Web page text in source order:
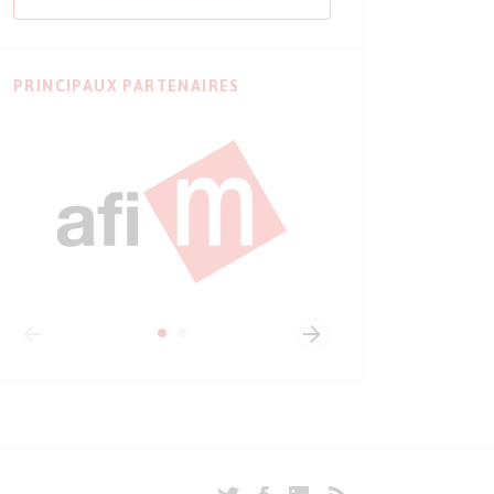
PRINCIPAUX PARTENAIRES